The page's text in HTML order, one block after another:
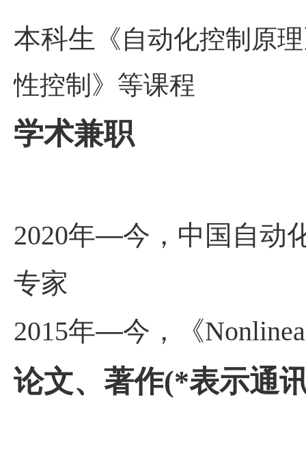
本科生 《自动化控制原
性控制》等课程
学术兼职
2020年—今，中国自动
专家
2015年—今，《
论文、著作(*表示通